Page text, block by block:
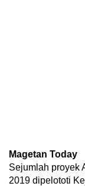
Magetan Today
Sejumlah proyek
2019 dipelototi